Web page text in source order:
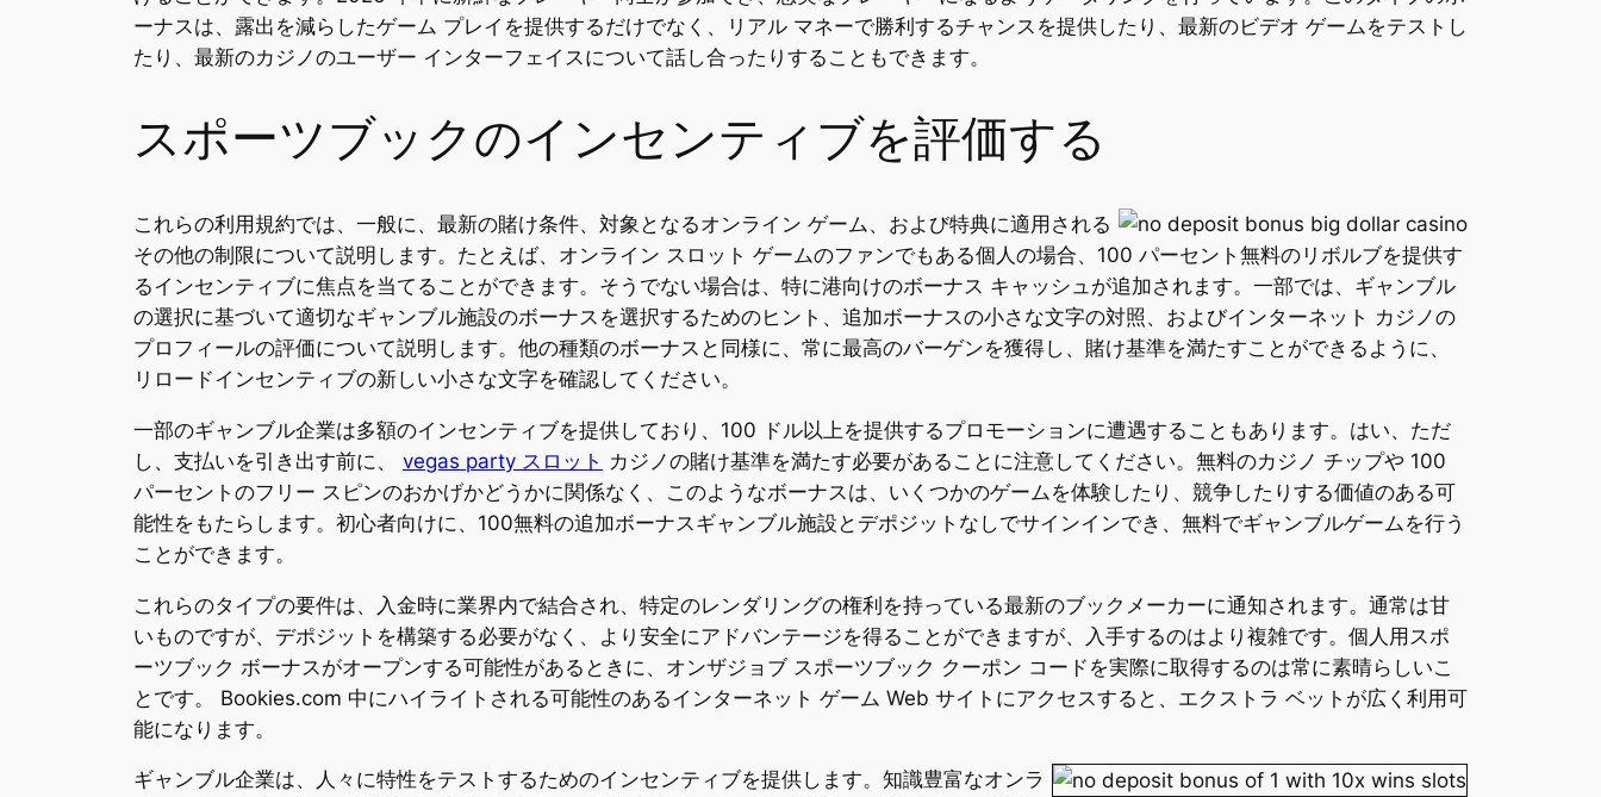
ーナスは、露出を減らしたゲーム プレイを提供するだけでなく、リアル マネーで勝利するチャンスを提供したり、最新のビデオ ゲームをテストし
たり、最新のカジノのユーザー インターフェイスについて話し合ったりすることもできます。
スポーツブックのインセンティブを評価する
これらの利用規約では、一般に、最新の賭け条件、対象となるオンライン ゲーム、および特典に適用される
その他の制限について説明します。たとえば、オンライン スロット ゲームのファンでもある個人の場合、100 パーセント無料のリボルブを提供す
るインセンティブに焦点を当てることができます。そうでない場合は、特に港向けのボーナス キャッシュが追加されます。一部では、ギャンブル
の選択に基づいて適切なギャンブル施設のボーナスを選択するためのヒント、追加ボーナスの小さな文字の対照、およびインターネット カジノの
プロフィールの評価について説明します。他の種類のボーナスと同様に、常に最高のバーゲンを獲得し、賭け基準を満たすことができるように、
リロードインセンティブの新しい小さな文字を確認してください。
一部のギャンブル企業は多額のインセンティブを提供しており、100 ドル以上を提供するプロモーションに遭遇することもあります。はい、ただ
し、支払いを引き出す前に、 vegas party スロット カジノの賭け基準を満たす必要があることに注意してください。無料のカジノ チップや 100
パーセントのフリー スピンのおかげかどうかに関係なく、このようなボーナスは、いくつかのゲームを体験したり、競争したりする価値のある可
能性をもたらします。初心者向けに、100無料の追加ボーナスギャンブル施設とデポジットなしでサインインでき、無料でギャンブルゲームを行う
ことができます。
これらのタイプの要件は、入金時に業界内で結合され、特定のレンダリングの権利を持っている最新のブックメーカーに通知されます。通常は甘
いものですが、デポジットを構築する必要がなく、より安全にアドバンテージを得ることができますが、入手するのはより複雑です。個人用スポ
ーツブック ボーナスがオープンする可能性があるときに、オンザジョブ スポーツブック クーポン コードを実際に取得するのは常に素晴らしいこ
とです。 Bookies.com 中にハイライトされる可能性のあるインターネット ゲーム Web サイトにアクセスすると、エクストラ ベットが広く利用可
能になります。
ギャンブル企業は、人々に特性をテストするためのインセンティブを提供します。知識豊富なオンラ